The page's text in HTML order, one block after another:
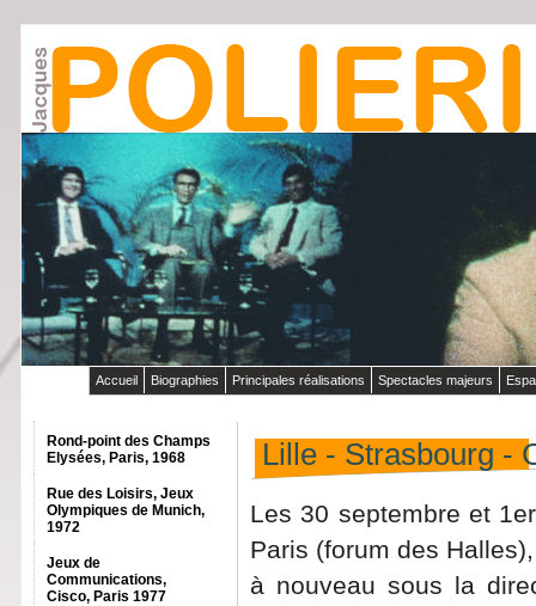
Rond-point des Champs
Elysées, Paris, 1968
Rue des Loisirs, Jeux
Olympiques de Munich,
1972
Jeux de
Communications,
Cisco, Paris 1977
Lille - Strasbourg -
Les 30 septembre et
Paris (forum des
à nouveau sous la
Accueil Biographies Principales réalisations Spectacles majeurs